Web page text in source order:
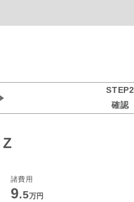
STEP2
確認
諸費用
9.5万円